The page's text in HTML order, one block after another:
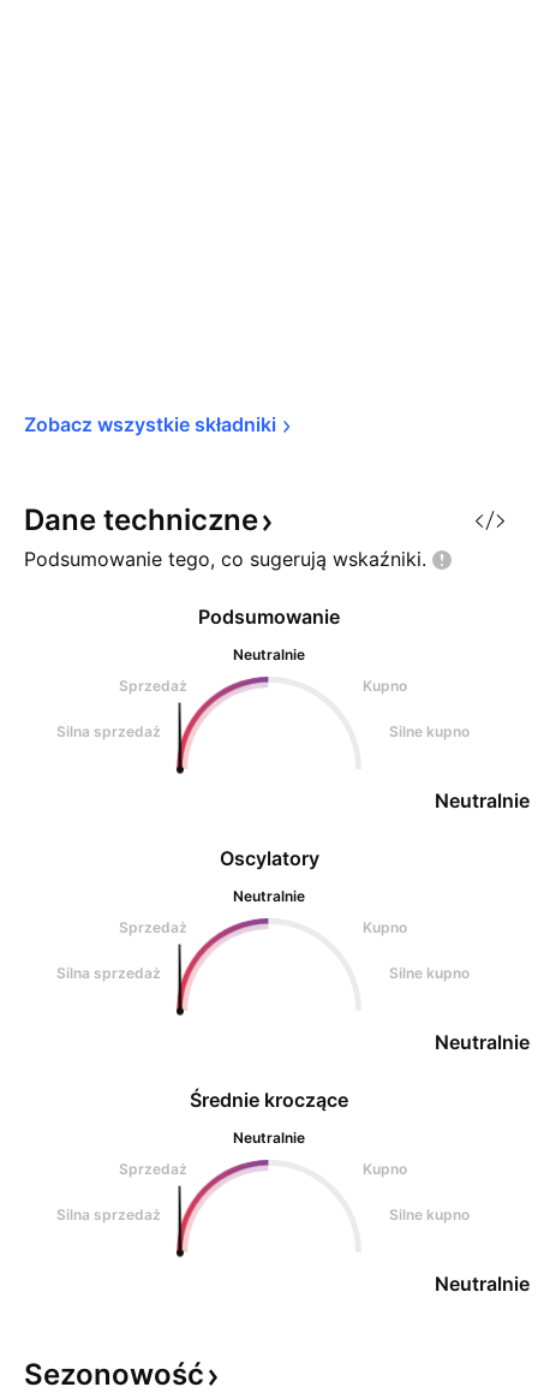
Zobacz wszystkie składniki
Dane techniczne
Podsumowanie tego, co sugerują wskaźniki.
Oscylatory
Neutralnie
Sprzedaż
Kupno
Silna sprzedaż Silne kupno
Neutralnie
Podsumowanie
Neutralnie
Sprzedaż
Kupno
Silna sprzedaż Silne kupno
Neutralnie
Średnie kroczące
Neutralnie
Sprzedaż
Kupno
Silna sprzedaż Silne kupno
Neutralnie
Sezonowość